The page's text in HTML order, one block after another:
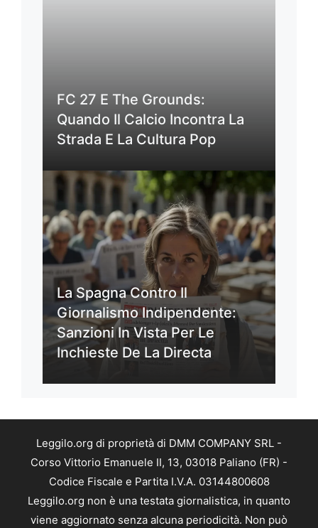
FC 27 E The Grounds:
Quando Il Calcio Incontra La
Strada E La Cultura Pop
La Spagna Contro Il
Giornalismo Indipendente:
Sanzioni In Vista Per Le
Inchieste De La Directa
Leggilo.org di proprietà di DMM COMPANY SRL -
Corso Vittorio Emanuele II, 13, 03018 Paliano (FR) -
Codice Fiscale e Partita I.V.A. 03144800608
Leggilo.org non è una testata giornalistica, in quanto
viene aggiornato senza alcuna periodicità. Non può